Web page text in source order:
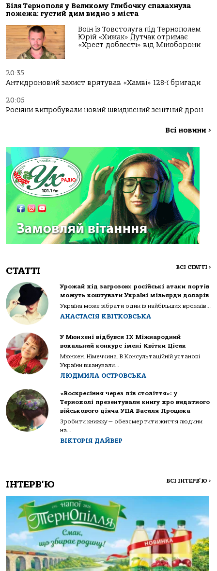
Біля Тернополя у Великому Глибочку спалахнула
пожежа: густий дим видно з міста
Воїн із Товстолуга під Тернополем
Юрій «Хижак» Дутчак отримає
«Хрест доблесті» від Міноборони
20:35
Антидроновий захист врятував «Хамві» 128-ї бригади
20:05
Росіяни випробували новий швидкісний зенітний дрон
Всі новини >
СТАТТІ ВСІ СТАТТІ >
Урожай під загрозою: російські атаки портів
можуть коштувати Україні мільярди доларів
Україна може зібрати один із найбільших врожаїв...
АНАСТАСІЯ КВІТКОВСЬКА
У Мюнхені відбувся IX Міжнародний
вокальний конкурс імені Квітки Цісик
Мюнхен. Німеччина. В Консультаційній установі
України вшанували...
ЛЮДМИЛА ОСТРОВСЬКА
«Воскресіння через пів століття»: у
Тернополі презентували книгу про видатного
військового діяча УПА Василя Процюка
Зробити книжку — обезсмертити життя людини
на...
ВІКТОРІЯ ДАЙВЕР
ІНТЕРВ'Ю ВСІ ІНТЕРВ'Ю >